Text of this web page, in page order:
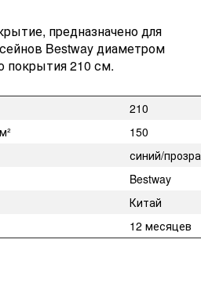
предназначено для
Bestway диаметром
покрытия 210 см.
210
150
синий/
Bestway
Китай
12 месяцев